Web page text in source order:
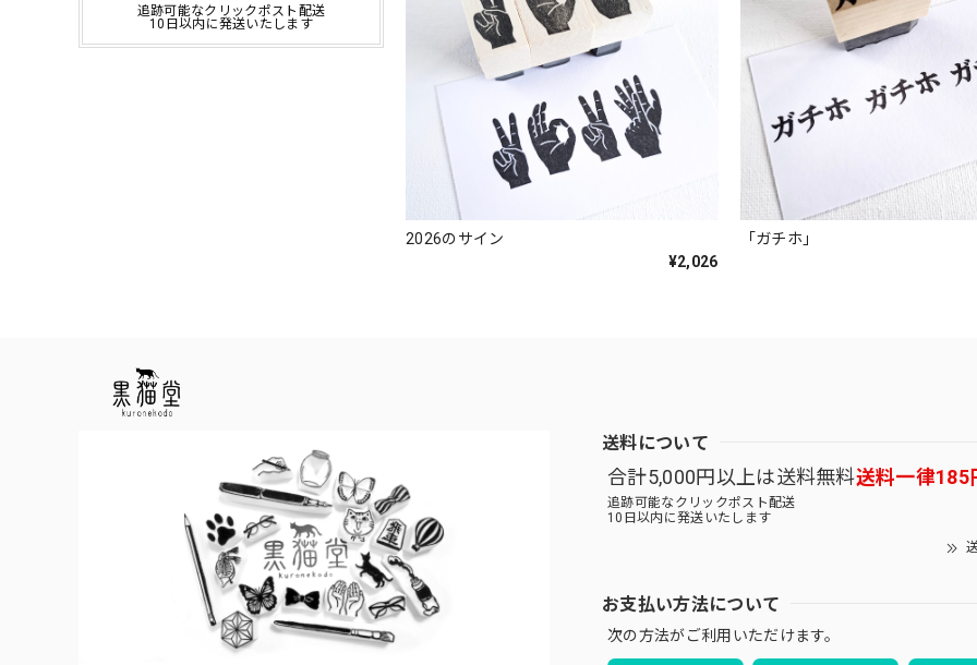
追跡可能なクリックポスト配送
10日以内に発送いたします
2026のサイン
¥2,026
「ガチホ」
送料について
合計5,000円以上は送料無料送料一律185
追跡可能なクリックポスト配送
10日以内に発送いたします
お支払い方法について
次の方法がご利用いただけます。